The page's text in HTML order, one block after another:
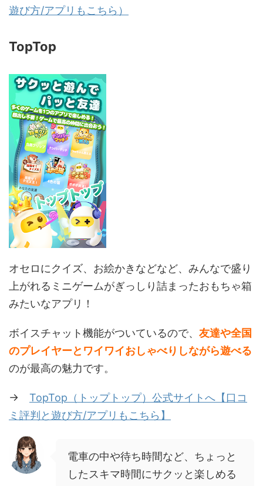
遊び方/アプリもこちら）
TopTop
オセロにクイズ、お絵かきなどなど、みんなで盛り
上がれるミニゲームがぎっしり詰まったおもちゃ箱
みたいなアプリ！
ボイスチャット機能がついているので、 友達や全国
のプレイヤーとワイワイおしゃべりしながら遊べる
のが最高の魅力です。
→ TopTop（トップトップ）公式サイトへ【口コ
ミ評判と遊び方/アプリもこちら】
電車の中や待ち時間など、ちょっと
したスキマ時間にサクッと楽しめる